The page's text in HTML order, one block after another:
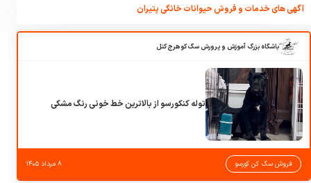
آگهی های خدمات و فروش حیوانات خانگی پتیران
باشگاه بزرگ آموزش و پرورش سگ کوهرج کنل
توله کنکورسو از بالاترین خط خونی رنگ مشکی
فروش سگ کن کورسو ۸ مرداد ۱۴۰۵